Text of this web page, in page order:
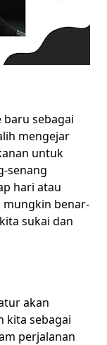
baru sebagai
mengejar
untuk
senang
hari atau
mungkin benar-
sukai dan
akan
kita sebagai
perjalanan